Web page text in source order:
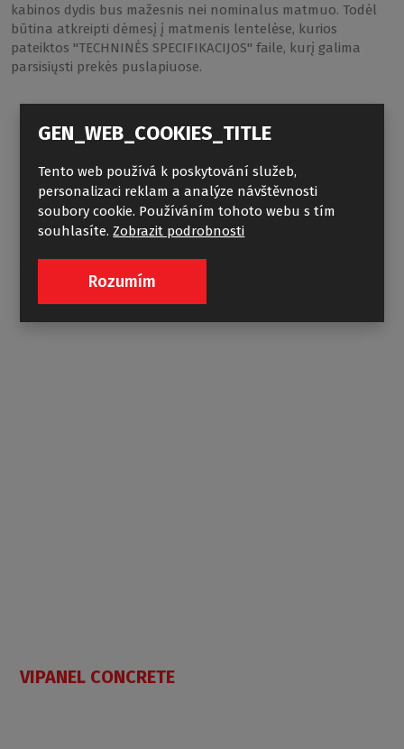
kabinos dydis bus mažesnis nei nominalus matmuo. Todėl
būtina atkreipti dėmesį į matmenis lentelėse, kurios
pateiktos "TECHNINĖS SPECIFIKACIJOS" faile, kurį galima
parsisiųsti prekės puslapiuose.
VIPANEL WOOD
VIPANEL CONCRETE
GEN_WEB_COOKIES_TITLE
Tento web používá k poskytování služeb,
personalizaci reklam a analýze návštěvnosti
soubory cookie. Používáním tohoto webu s tím
souhlasíte.Zobrazit podrobnosti
Rozumím